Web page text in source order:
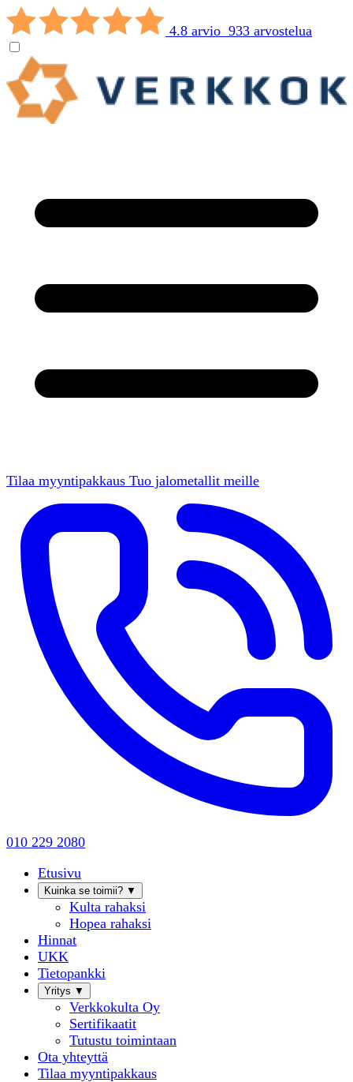
4.8 arvio 933 arvostelua
Tilaa myyntipakkaus Tuo jalometallit meille
010 229 2080
Etusivu
Kuinka se toimii? ▼
Kulta rahaksi
Hopea rahaksi
Hinnat
UKK
Tietopankki
Yritys ▼
Verkkokulta Oy
Sertifikaatit
Tutustu toimintaan
Ota yhteyttä
Tilaa myyntipakkaus